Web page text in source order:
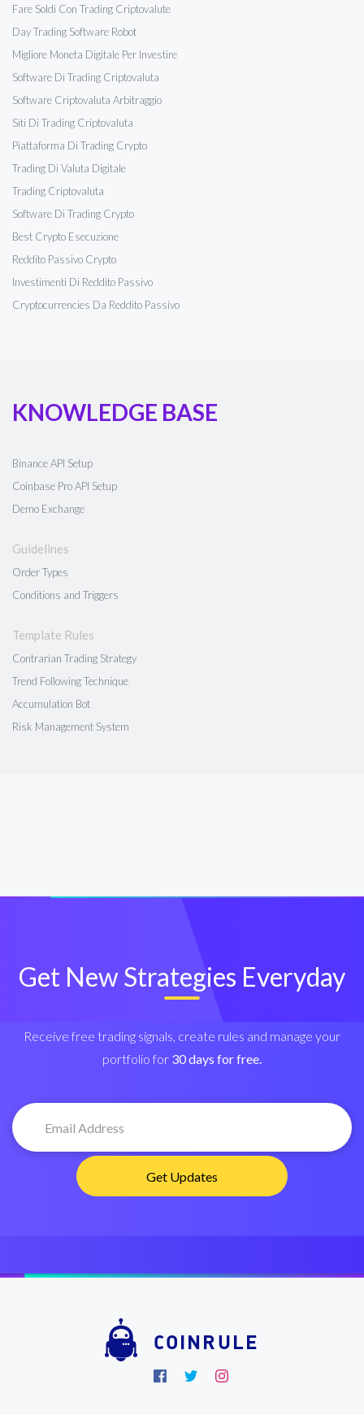
Fare Soldi Con Trading Criptovalute
Day Trading Software Robot
Migliore Moneta Digitale Per Investire
Software Di Trading Criptovaluta
Software Criptovaluta Arbitraggio
Siti Di Trading Criptovaluta
Piattaforma Di Trading Crypto
Trading Di Valuta Digitale
Trading Criptovaluta
Software Di Trading Crypto
Best Crypto Esecuzione
Reddito Passivo Crypto
Investimenti Di Reddito Passivo
Cryptocurrencies Da Reddito Passivo
KNOWLEDGE BASE
Binance API Setup
Coinbase Pro API Setup
Demo Exchange
Guidelines
Order Types
Conditions and Triggers
Template Rules
Contrarian Trading Strategy
Trend Following Technique
Accumulation Bot
Risk Management System
Get New Strategies Everyday
Receive free trading signals, create rules and manage your
portfolio for 30 days for free.
COINRULE